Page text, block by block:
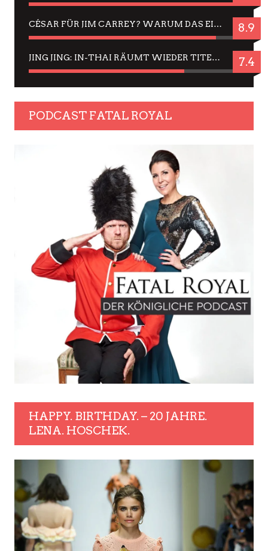
CÉSAR FÜR JIM CARREY? WARUM DAS EINER DER NERVIGSTEN ACTORS IST UND BLEIBT 8.9
JING JING: IN-THAI RÄUMT WIEDER TITEL AB – EIN ZWEI-STUNDEN-ERLEBNISBERICHT 7.4
PODCAST FATAL ROYAL
HAPPY. BIRTHDAY. – 20 JAHRE.
LENA. HOSCHEK.